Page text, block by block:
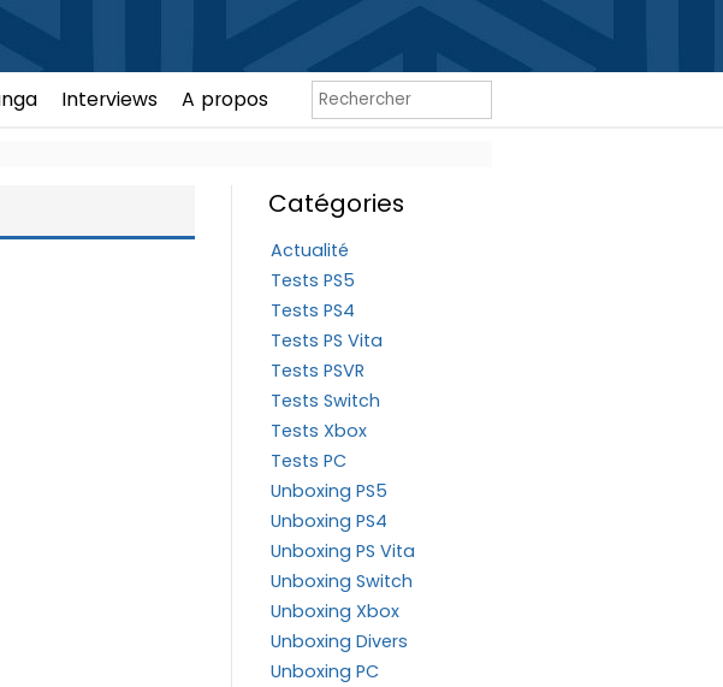
Interviews A propos
Catégories
Actualité
Tests PS5
Tests PS4
Tests PS Vita
Tests PSVR
Tests Switch
Tests Xbox
Tests PC
Unboxing PS5
Unboxing PS4
Unboxing PS Vita
Unboxing Switch
Unboxing Xbox
Unboxing Divers
Unboxing PC